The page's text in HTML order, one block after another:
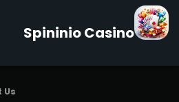
Spininio Casino
Us